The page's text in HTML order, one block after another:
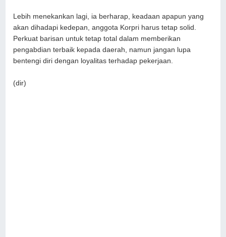
Lebih menekankan lagi, ia berharap, keadaan apapun yang
akan dihadapi kedepan, anggota Korpri harus tetap solid.
Perkuat barisan untuk tetap total dalam memberikan
pengabdian terbaik kepada daerah, namun jangan lupa
bentengi diri dengan loyalitas terhadap pekerjaan.
(dir)